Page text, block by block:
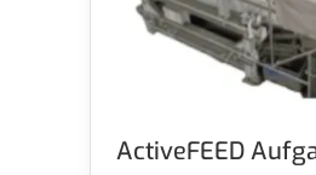
ActiveFEED